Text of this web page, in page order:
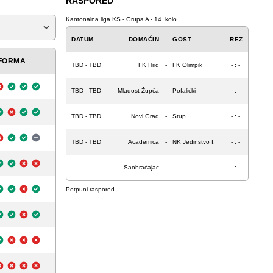
Kantonalna liga KS - Grupa A - 14. kolo
DATUM DOMAĆIN GOST REZ
TBD - TBD FK Hrid - FK Olimpik - : -
TBD - TBD Mladost Župča - Pofalićki - : -
TBD - TBD Novi Grad - Stup - : -
TBD - TBD Academica - NK Jedinstvo I. - : -
- Saobraćajac - - : -
Potpuni raspored